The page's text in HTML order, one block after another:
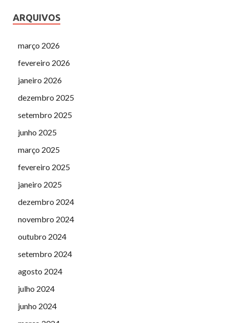
ARQUIVOS
março 2026
fevereiro 2026
janeiro 2026
dezembro 2025
setembro 2025
junho 2025
março 2025
fevereiro 2025
janeiro 2025
dezembro 2024
novembro 2024
outubro 2024
setembro 2024
agosto 2024
julho 2024
junho 2024